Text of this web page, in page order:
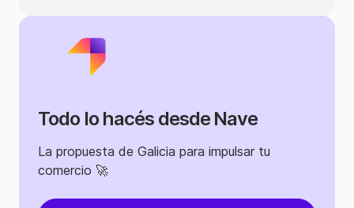
Todo lo hacés desde Nave
La propuesta de Galicia para impulsar tu
comercio 🚀